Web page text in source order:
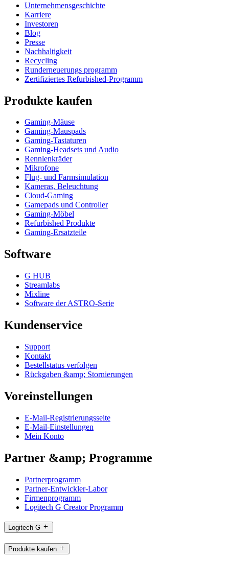
Unternehmensgeschichte
Karriere
Investoren
Blog
Presse
Nachhaltigkeit
Recycling
Runderneuerungs programm
Zertifiziertes Refurbished-Programm
Produkte kaufen
Gaming-Mäuse
Gaming-Mauspads
Gaming-Tastaturen
Gaming-Headsets und Audio
Rennlenkräder
Mikrofone
Flug- und Farmsimulation
Kameras, Beleuchtung
Cloud-Gaming
Gamepads und Controller
Gaming-Möbel
Refurbished Produkte
Gaming-Ersatzteile
Software
G HUB
Streamlabs
Mixline
Software der ASTRO-Serie
Kundenservice
Support
Kontakt
Bestellstatus verfolgen
Rückgaben &amp; Stornierungen
Voreinstellungen
E-Mail-Registrierungsseite
E-Mail-Einstellungen
Mein Konto
Partner &amp; Programme
Partnerprogramm
Partner-Entwickler-Labor
Firmenprogramm
Logitech G Creator Programm
Logitech G
Produkte kaufen